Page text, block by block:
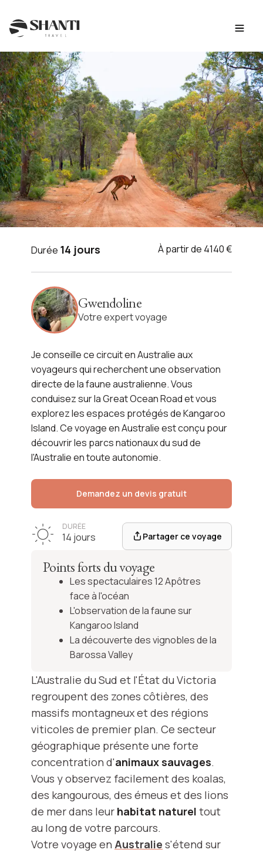
VOYAGE AUSTRALIE
L'Australie des grands espaces
Voir l'itinéraire
DURÉE
14 jours Partager ce voyage
Points forts du voyage
Les spectaculaires 12 Apôtres
face à l'océan
L'observation de la faune sur
Kangaroo Island
La découverte des vignobles de la
Barossa Valley
L'Australie du Sud et l'État du Victoria
regroupent des zones côtières, des
massifs montagneux et des régions
viticoles de premier plan. Ce secteur
géographique présente une forte
concentration d'animaux sauvages.
Vous y observez facilement des koalas,
des kangourous, des émeus et des lions
de mer dans leur habitat naturel tout
au long de votre parcours.
Votre voyage en Australie s'étend sur
Durée 14 jours À partir de 4140 €
Gwendoline
Votre expert voyage
Je conseille ce circuit en Australie aux
voyageurs qui recherchent une observation
directe de la faune australienne. Vous
conduisez sur la Great Ocean Road et vous
explorez les espaces protégés de Kangaroo
Island. Ce voyage en Australie est conçu pour
découvrir les parcs nationaux du sud de
l'Australie en toute autonomie.
Demandez un devis gratuit